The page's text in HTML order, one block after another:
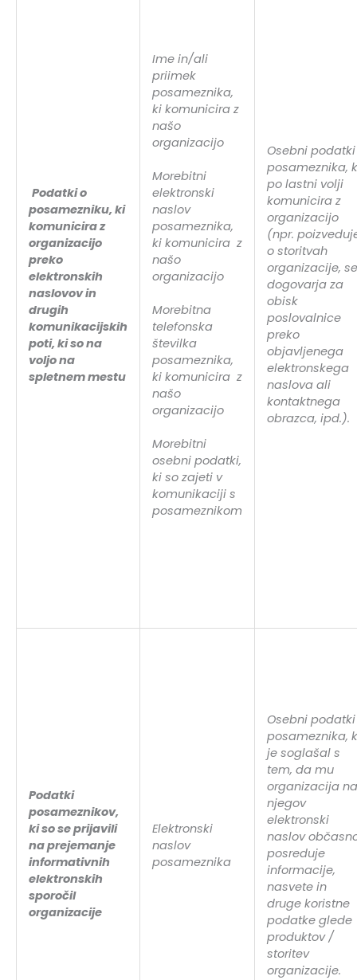
Podatki o
posamezniku, ki
komunicira z
organizacijo
preko
elektronskih
naslovov in
drugih
komunikacijskih
poti, ki so na
voljo na
spletnem mestu
Ime in/ali
priimek
posameznika,
ki komunicira z
našo
organizacijo
Morebitni
elektronski
naslov
posameznika,
ki komunicira z
našo
organizacijo
Morebitna
telefonska
številka
posameznika,
ki komunicira z
našo
organizacijo
Morebitni
osebni podatki,
ki so zajeti v
komunikaciji s
posameznikom
Osebni podatki
posameznika,
po lastni volji
komunicira z
organizacijo
(npr.
o storitvah
organizacije, se
dogovarja za
obisk
poslovalnice
preko
objavljenega
elektronskega
naslova ali
kontaktnega
obrazca, ipd.).
Podatki
posameznikov,
ki so se prijavili
na prejemanje
informativnih
elektronskih
sporočil
organizacije
Elektronski
naslov
posameznika
Osebni podatki
posameznika,
je soglašal s
tem, da mu
organizacija na
njegov
elektronski
naslov
posreduje
informacije,
nasvete in
druge koristne
podatke glede
produktov /
storitev
organizacije.